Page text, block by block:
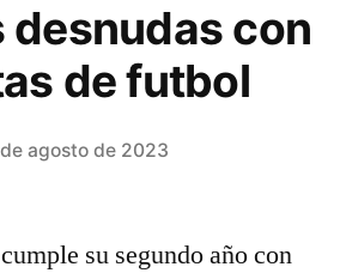
desnudas con
de futbol
agosto de 2023
su segundo año con